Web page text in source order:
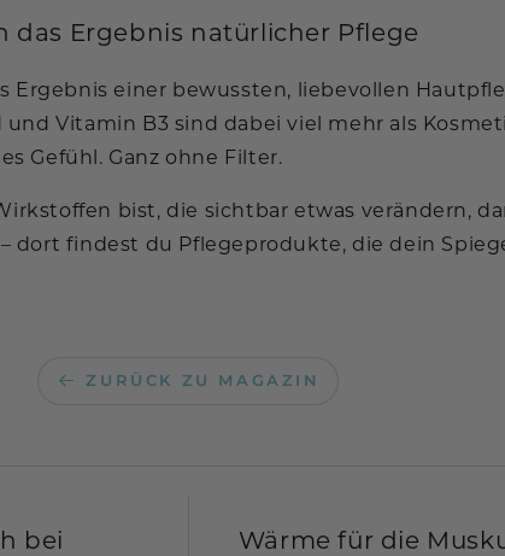
das Ergebnis natürlicher Pflege
Ergebnis einer bewussten, liebevollen
Vitamin B3 sind dabei viel mehr als
Gefühl. Ganz ohne Filter.
bist, die sichtbar etwas verändern,
– dort findest du Pflegeprodukte, die dein
ZURÜCK ZU MAGAZIN
bei Wärme für die